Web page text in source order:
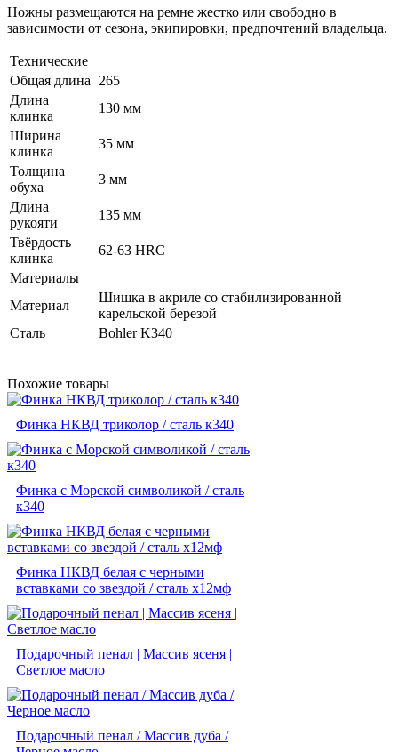
Ножны размещаются на ремне жестко или свободно в
зависимости от сезона, экипировки, предпочтений владельца.
Технические
Общая длина
265
Длина
клинка
130 мм
Ширина
клинка
35 мм
Толщина
обуха
3 мм
Длина
рукояти
135 мм
Твёрдость
клинка
62-63 HRC
Материалы
Материал
Шишка в акриле со стабилизированной
карельской березой
Сталь
Bohler K340
Похожие товары
Финка НКВД триколор / сталь к340
Финка с Морской символикой / сталь
к340
Финка НКВД белая с черными
вставками со звездой / сталь х12мф
Подарочный пенал | Массив ясеня |
Светлое масло
Подарочный пенал / Массив дуба /